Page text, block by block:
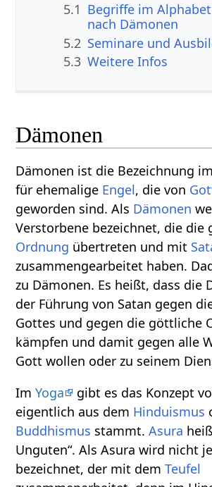
5.1 Begriffe im
nach Dämonen
5.2 Seminare und
5.3 Weitere Infos
Dämonen
Dämonen ist die Bezeichnung im
für ehemalige Engel, die von
geworden sind. Als Dämonen
Verstorbene bezeichnet, die die
Ordnung übertreten und mit
zusammengearbeitet haben.
zu Dämonen. Es heißt, dass die
der Führung von Satan gegen
Gottes und gegen die göttliche
kämpfen und damit gegen alle
Gott wollen oder zu seinem
ImYoga gibt es das Konzept
eigentlich aus dem Hinduismus
Buddhismus stammt.Asura
Unguten“. Als Asura wird nicht
bezeichnet, der mit demTeufel